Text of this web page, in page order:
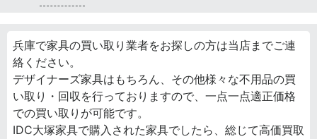
兵庫で家具の買い取り業者をお探しの方は当店までご連
絡ください。
デザイナーズ家具はもちろん、その他様々な不用品の買
い取り・回収を行っておりますので、一点一点適正価格
での買い取りが可能です。
IDC大塚家具で購入された家具でしたら、総じて高価買取